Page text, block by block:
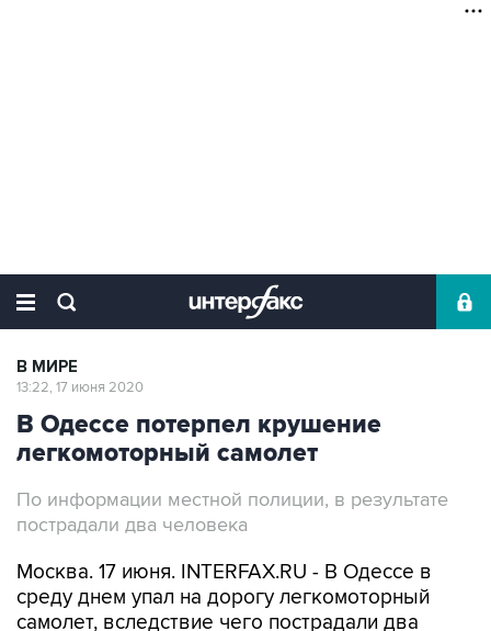
В МИРЕ
13:22, 17 июня 2020
В Одессе потерпел крушение
легкомоторный самолет
По информации местной полиции, в результате
пострадали два человека
Москва. 17 июня. INTERFAX.RU - В Одессе в
среду днем упал на дорогу легкомоторный
самолет, вследствие чего пострадали два